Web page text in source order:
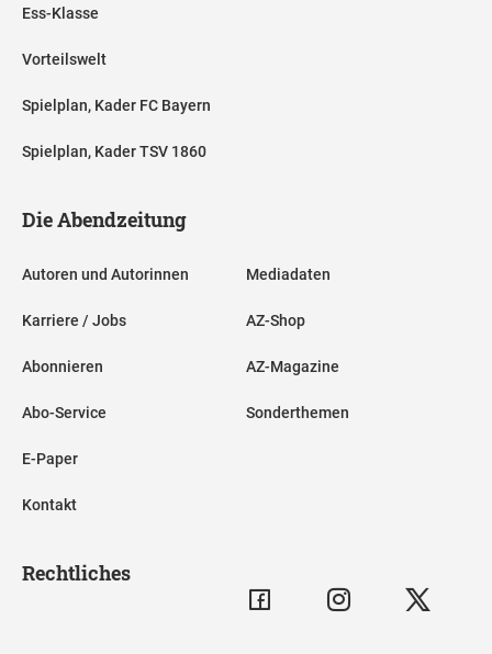
Ess-Klasse
Vorteilswelt
Spielplan, Kader FC Bayern
Spielplan, Kader TSV 1860
Die Abendzeitung
Autoren und Autorinnen
Karriere / Jobs
Abonnieren
Abo-Service
E-Paper
Kontakt
Mediadaten
AZ-Shop
AZ-Magazine
Sonderthemen
Rechtliches